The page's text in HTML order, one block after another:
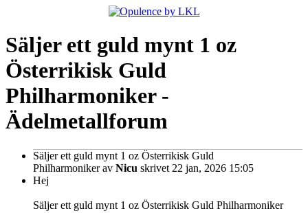
Säljer ett guld mynt 1 oz
Österrikisk Guld
Philharmoniker -
Ädelmetallforum
Säljer ett guld mynt 1 oz Österrikisk Guld
Philharmonikerav Nicu skrivet 22 jan, 2026 15:05
Hej
Säljer ett guld mynt 1 oz Österrikisk Guld Philharmoniker